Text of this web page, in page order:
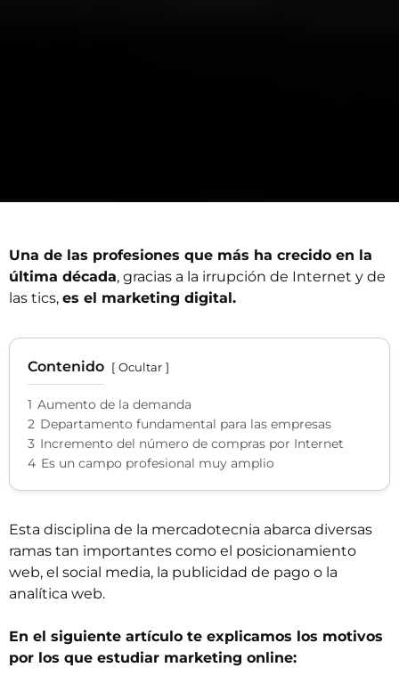
Una de las profesiones que más ha crecido en la
última década, gracias a la irrupción de Internet y de
las tics, es el marketing digital.
Contenido Ocultar
1 Aumento de la demanda
2 Departamento fundamental para las empresas
3 Incremento del número de compras por Internet
4 Es un campo profesional muy amplio
Esta disciplina de la mercadotecnia abarca diversas
ramas tan importantes como el posicionamiento
web, el social media, la publicidad de pago o la
analítica web.
En el siguiente artículo te explicamos los motivos
por los que estudiar marketing online: